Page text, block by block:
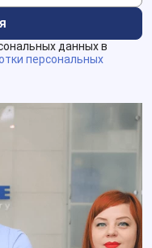
данных в
персональных